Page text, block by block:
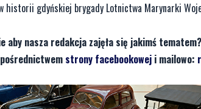
historii gdyńskiej brygady Lotnictwa Marynarki
nasza redakcja zajęła się jakimś
strony facebookowej i mailowo: